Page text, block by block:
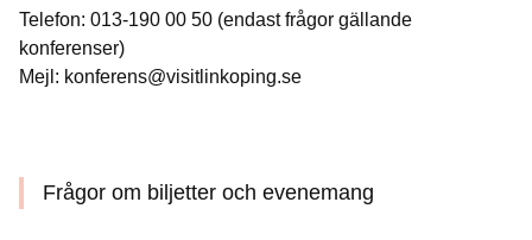
Telefon: 013-190 00 50 (endast frågor gällande
konferenser)
Mejl: konferens@visitlinkoping.se
Frågor om biljetter och evenemang